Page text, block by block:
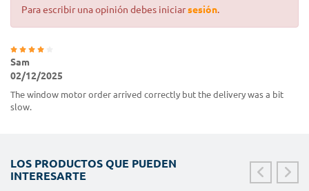
Para escribir una opinión debes iniciarsesión.
Sam
02/12/2025
The window motor order arrived correctly but the delivery was a bit
slow.
LOS PRODUCTOS QUE PUEDEN
INTERESARTE